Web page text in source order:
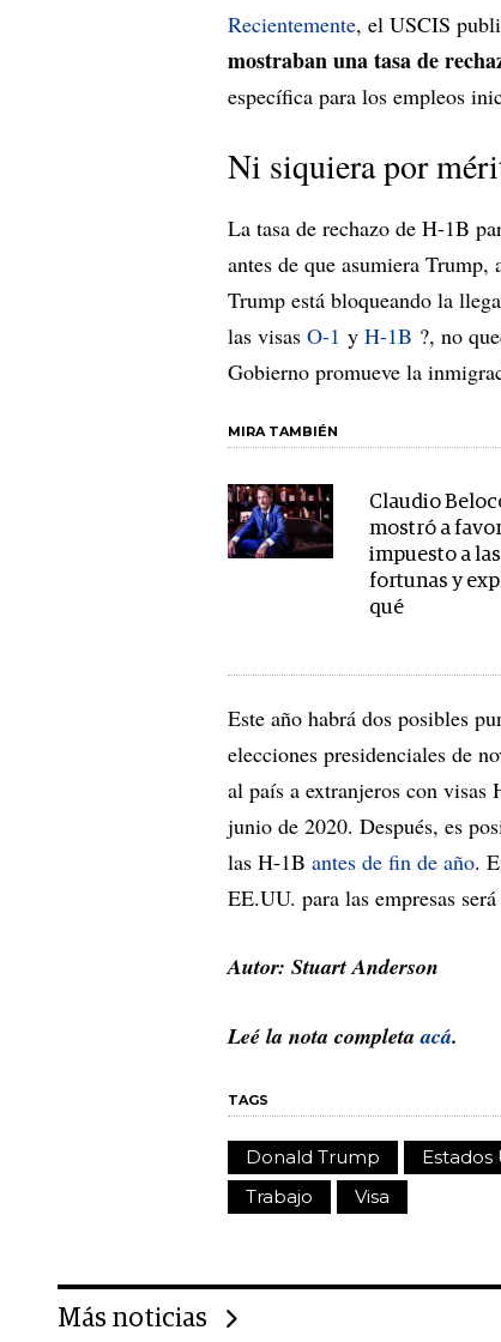
Recientemente, el USCIS
mostraban una tasa de
específica para los empleos
Ni siquiera por
La tasa de rechazo de H-1B
antes de que asumiera
Trump está bloqueando la
las visas O-1 y H-1B ?, no
Gobierno promueve la
MIRA TAMBIÉN
Claudio
mostró a
impuesto a
fortunas y
qué
Este año habrá dos posibles
elecciones presidenciales de
al país a extranjeros con
junio de 2020. Después, es
las H-1B antes de fin de año.
EE.UU. para las empresas
Autor: Stuart Anderson
Leé la nota completaacá.
TAGS
Donald Trump Estados
Trabajo
Visa
Más noticias